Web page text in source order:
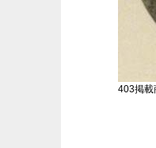
403掲載